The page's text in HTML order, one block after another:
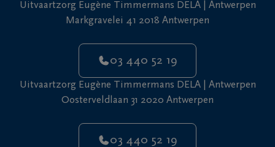
Uitvaartzorg Eugène Timmermans DELA | Antwerpen
Markgravelei 41 2018 Antwerpen
03 440 52 19
Uitvaartzorg Eugène Timmermans DELA | Antwerpen
Oosterveldlaan 31 2020 Antwerpen
03 440 52 19